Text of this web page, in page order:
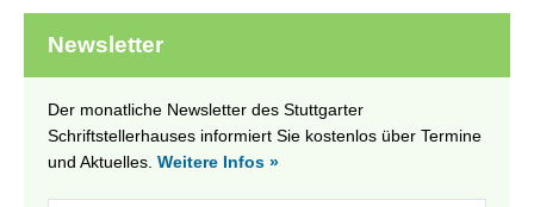
Newsletter
Der monatliche Newsletter des Stuttgarter
Schriftstellerhauses informiert Sie kostenlos über Termine
und Aktuelles. Weitere Infos »